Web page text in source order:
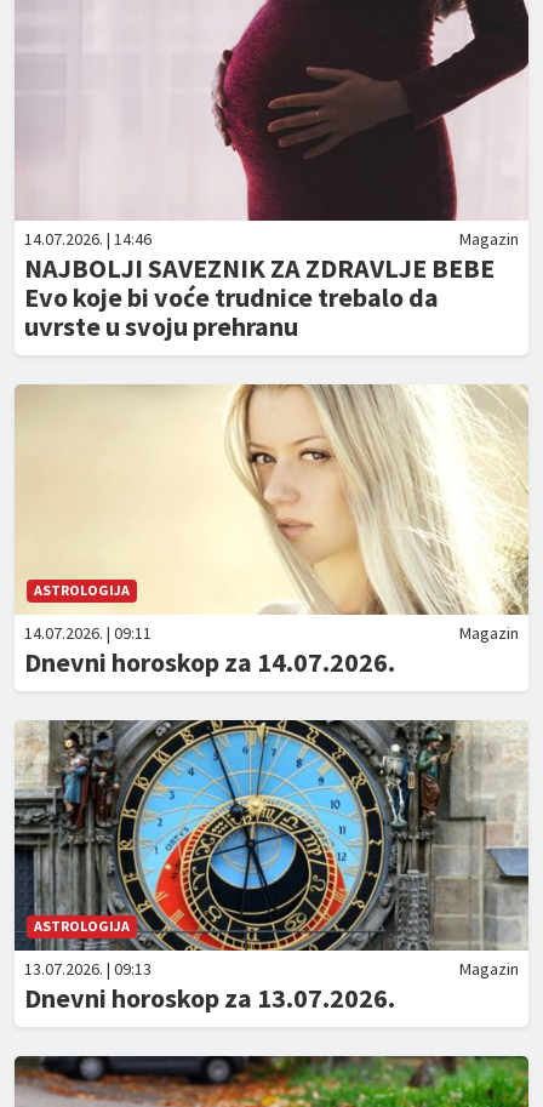
14.07.2026. | 14:46 Magazin
NAJBOLJI SAVEZNIK ZA ZDRAVLJE BEBE
Evo koje bi voće trudnice trebalo da
uvrste u svoju prehranu
ASTROLOGIJA
14.07.2026. | 09:11 Magazin
Dnevni horoskop za 14.07.2026.
ASTROLOGIJA
13.07.2026. | 09:13 Magazin
Dnevni horoskop za 13.07.2026.